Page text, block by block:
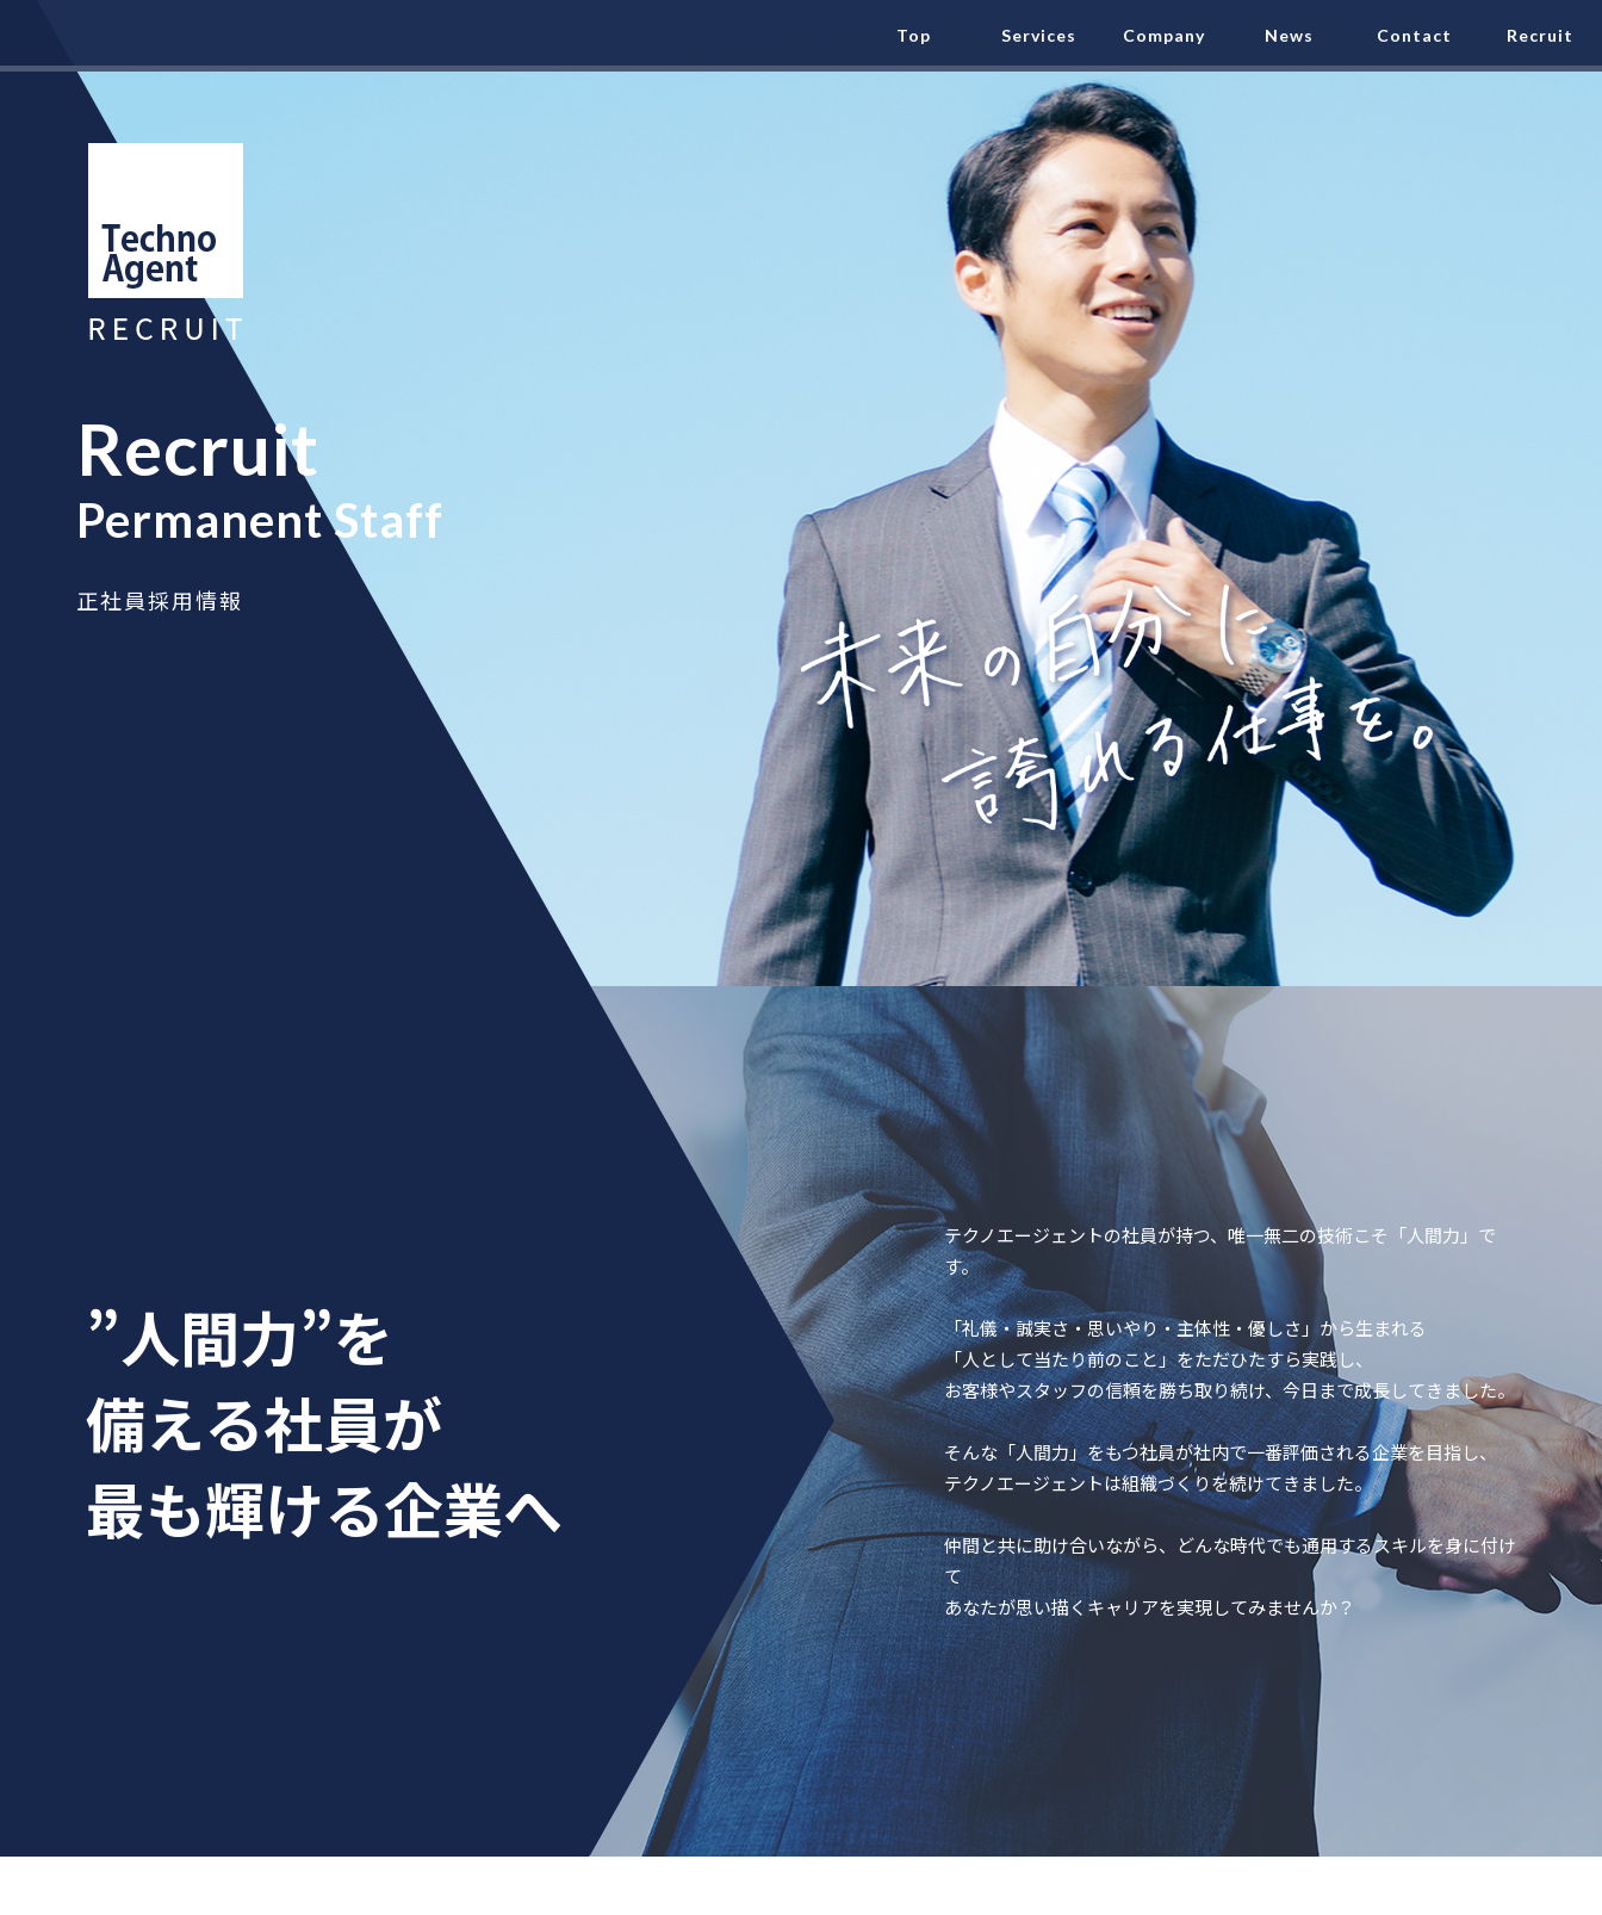
Top Services Company News Contact Recruit
Recruit
Permanent Staff
正社員採用情報
”人間力”を
備える社員が
最も輝ける企業へ
テクノエージェントの社員が持つ、唯一無二の技術こそ「人間力」で
す。
「礼儀・誠実さ・思いやり・主体性・優しさ」から生まれる
「人として当たり前のこと」をただひたすら実践し、
お客様やスタッフの信頼を勝ち取り続け、今日まで成長してきました。
そんな「人間力」をもつ社員が社内で一番評価される企業を目指し、
テクノエージェントは組織づくりを続けてきました。
仲間と共に助け合いながら、どんな時代でも通用するスキルを身に付け
て
あなたが思い描くキャリアを実現してみませんか？